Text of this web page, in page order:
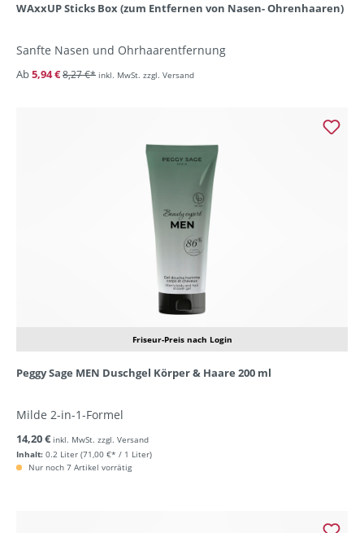
WAxxUP Sticks Box (zum Entfernen von Nasen- Ohrenhaaren)
Sanfte Nasen und Ohrhaarentfernung
Ab5,94 €8,27 €* inkl. MwSt. zzgl. Versand
Friseur-Preis nach Login
Peggy Sage MEN Duschgel Körper & Haare 200 ml
Milde 2-in-1-Formel
Inhalt: 0.2 Liter (71,00 €* / 1 Liter)
14,20 € inkl. MwSt. zzgl. Versand
Nur noch 7 Artikel vorrätig